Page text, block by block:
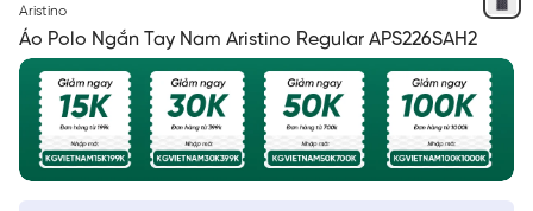
Aristino
Áo Polo Ngắn Tay Nam Aristino Regular APS226SAH2